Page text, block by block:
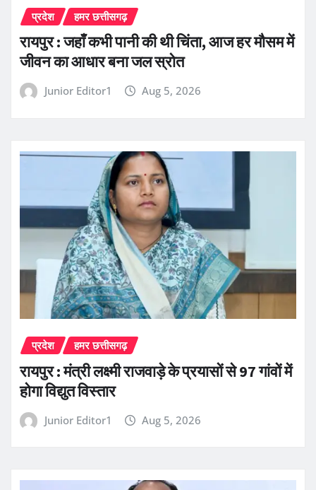
प्रदेश हमर छत्तीसगढ़
रायपुर : जहाँ कभी पानी की थी चिंता, आज हर मौसम में
जीवन का आधार बना जल स्रोत
Junior Editor1 Aug 5, 2026
प्रदेश हमर छत्तीसगढ़
रायपुर : मंत्री लक्ष्मी राजवाड़े के प्रयासों से 97 गांवों में
होगा विद्युत विस्तार
Junior Editor1 Aug 5, 2026